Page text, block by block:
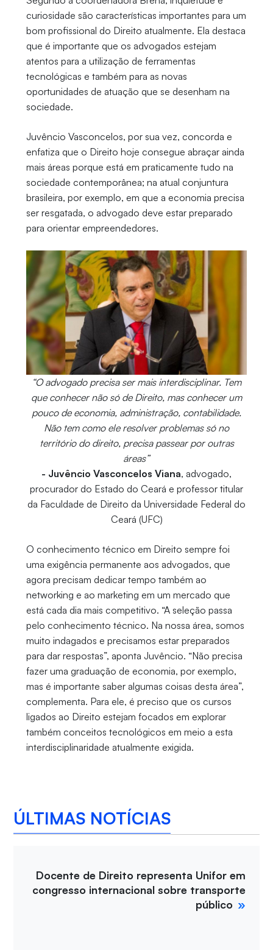
curiosidade são características importantes para um
bom profissional do Direito atualmente. Ela destaca
que é importante que os advogados estejam
atentos para a utilização de ferramentas
tecnológicas e também para as novas
oportunidades de atuação que se desenham na
sociedade.
Juvêncio Vasconcelos, por sua vez, concorda e
enfatiza que o Direito hoje consegue abraçar ainda
mais áreas porque está em praticamente tudo na
sociedade contemporânea; na atual conjuntura
brasileira, por exemplo, em que a economia precisa
ser resgatada, o advogado deve estar preparado
para orientar empreendedores.
“O advogado precisa ser mais interdisciplinar. Tem
que conhecer não só de Direito, mas conhecer um
pouco de economia, administração, contabilidade.
Não tem como ele resolver problemas só no
território do direito, precisa passear por outras
áreas”
- Juvêncio Vasconcelos Viana, advogado,
procurador do Estado do Ceará e professor titular
da Faculdade de Direito da Universidade Federal do
Ceará (UFC)
O conhecimento técnico em Direito sempre foi
uma exigência permanente aos advogados, que
agora precisam dedicar tempo também ao
networking e ao marketing em um mercado que
está cada dia mais competitivo. “A seleção passa
pelo conhecimento técnico. Na nossa área, somos
muito indagados e precisamos estar preparados
para dar respostas”, aponta Juvêncio. “Não precisa
fazer uma graduação de economia, por exemplo,
mas é importante saber algumas coisas desta área”,
complementa. Para ele, é preciso que os cursos
ligados ao Direito estejam focados em explorar
também conceitos tecnológicos em meio a esta
interdisciplinaridade atualmente exigida.
ÚLTIMAS NOTÍCIAS
Docente de Direito representa Unifor em
congresso internacional sobre transporte
público